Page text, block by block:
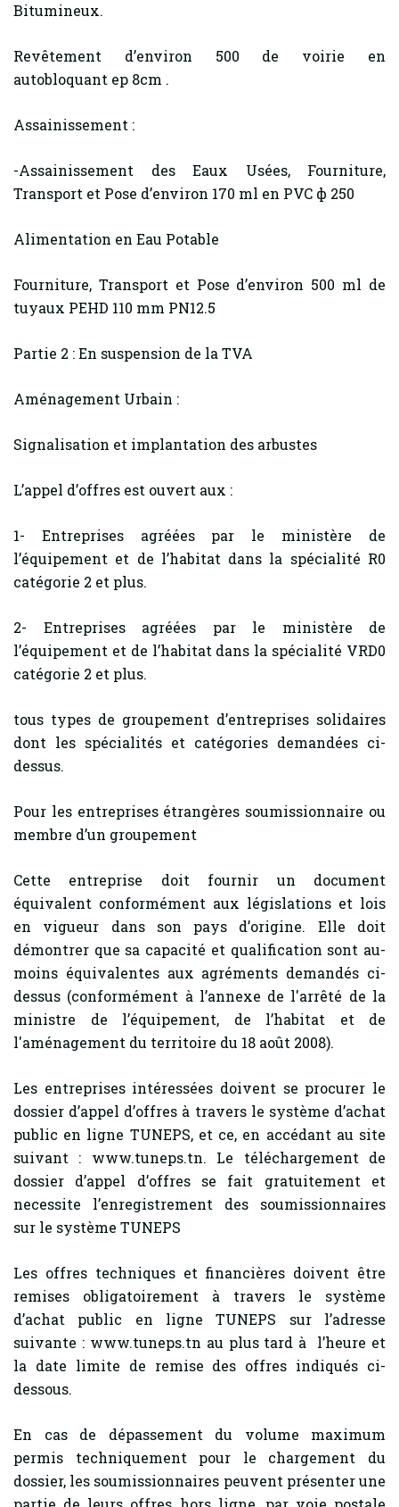
Bitumineux.
Revêtement d’environ 500 de voirie en
autobloquant ep 8cm .
Assainissement :
-Assainissement des Eaux Usées, Fourniture,
Transport et Pose d’environ 170 ml en PVC ф 250
Alimentation en Eau Potable
Fourniture, Transport et Pose d’environ 500 ml de
tuyaux PEHD 110 mm PN12.5
Partie 2 : En suspension de la TVA
Aménagement Urbain :
Signalisation et implantation des arbustes
L’appel d’offres est ouvert aux :
1- Entreprises agréées par le ministère de
l’équipement et de l’habitat dans la spécialité R0
catégorie 2 et plus.
2- Entreprises agréées par le ministère de
l’équipement et de l’habitat dans la spécialité VRD0
catégorie 2 et plus.
tous types de groupement d’entreprises solidaires
dont les spécialités et catégories demandées ci-
dessus.
Pour les entreprises étrangères soumissionnaire ou
membre d’un groupement
Cette entreprise doit fournir un document
équivalent conformément aux législations et lois
en vigueur dans son pays d’origine. Elle doit
démontrer que sa capacité et qualification sont au-
moins équivalentes aux agréments demandés ci-
dessus (conformément à l’annexe de l'arrêté de la
ministre de l’équipement, de l’habitat et de
l'aménagement du territoire du 18 août 2008).
Les entreprises intéressées doivent se procurer le
dossier d’appel d’offres à travers le système d’achat
public en ligne TUNEPS, et ce, en accédant au site
suivant : www.tuneps.tn. Le téléchargement de
dossier d’appel d’offres se fait gratuitement et
necessite l’enregistrement des soumissionnaires
sur le système TUNEPS
Les offres techniques et financières doivent être
remises obligatoirement à travers le système
d’achat public en ligne TUNEPS sur l’adresse
suivante : www.tuneps.tn au plus tard à l’heure et
la date limite de remise des offres indiqués ci-
dessous.
En cas de dépassement du volume maximum
permis techniquement pour le chargement du
dossier, les soumissionnaires peuvent présenter une